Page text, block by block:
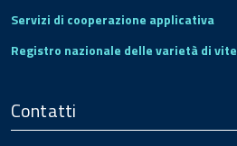
Servizi di cooperazione applicativa
Registro nazionale delle varietà di vite
Contatti